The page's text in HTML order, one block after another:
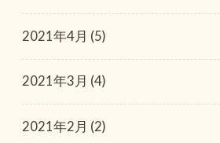
2021年4月 (5)
2021年3月 (4)
2021年2月 (2)